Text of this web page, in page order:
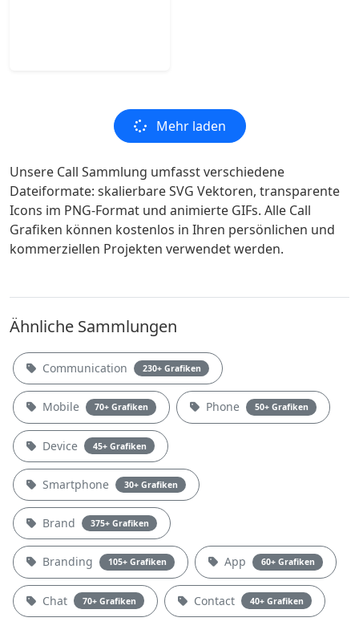
Mehr laden
Unsere Call Sammlung umfasst verschiedene
Dateiformate: skalierbare SVG Vektoren, transparente
Icons im PNG-Format und animierte GIFs. Alle Call
Grafiken können kostenlos in Ihren persönlichen und
kommerziellen Projekten verwendet werden.
Ähnliche Sammlungen
Communication 230+ Grafiken
Mobile 70+ Grafiken Phone 50+ Grafiken
Device 45+ Grafiken
Smartphone 30+ Grafiken
Brand 375+ Grafiken
Branding 105+ Grafiken App 60+ Grafiken
Chat 70+ Grafiken Contact 40+ Grafiken